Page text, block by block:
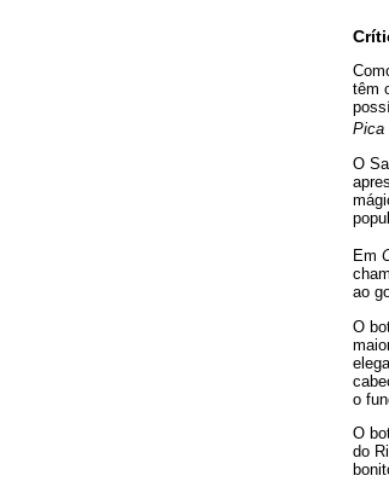
têm
Pica
O
Em
ao
O
o
O
do